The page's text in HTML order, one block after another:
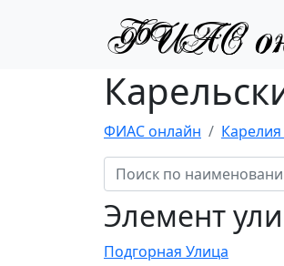
ФИАС онлайн
Элемент
Подгорная Улица